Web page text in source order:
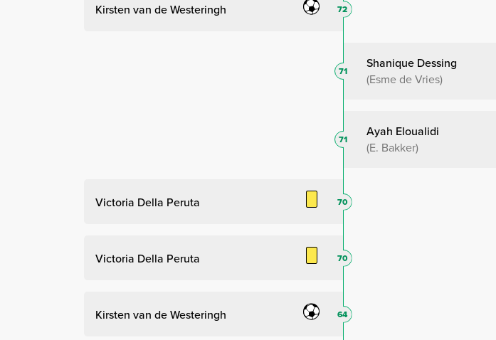
Kirsten van de Westeringh 72
Shanique Dessing
Esme de Vries
71
Ayah Eloualidi
E. Bakker
71
Victoria Della Peruta 70
Victoria Della Peruta 70
Kirsten van de Westeringh 64